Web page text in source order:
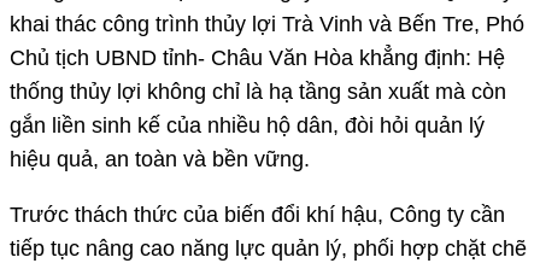
khai thác công trình thủy lợi Trà Vinh và Bến Tre, Phó
Chủ tịch UBND tỉnh- Châu Văn Hòa khẳng định: Hệ
thống thủy lợi không chỉ là hạ tầng sản xuất mà còn
gắn liền sinh kế của nhiều hộ dân, đòi hỏi quản lý
hiệu quả, an toàn và bền vững.
Trước thách thức của biến đổi khí hậu, Công ty cần
tiếp tục nâng cao năng lực quản lý, phối hợp chặt chẽ